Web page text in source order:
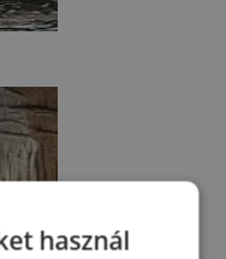
használ